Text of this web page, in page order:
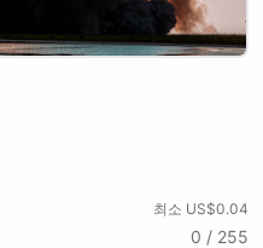
최소 US$0.04
0 / 255